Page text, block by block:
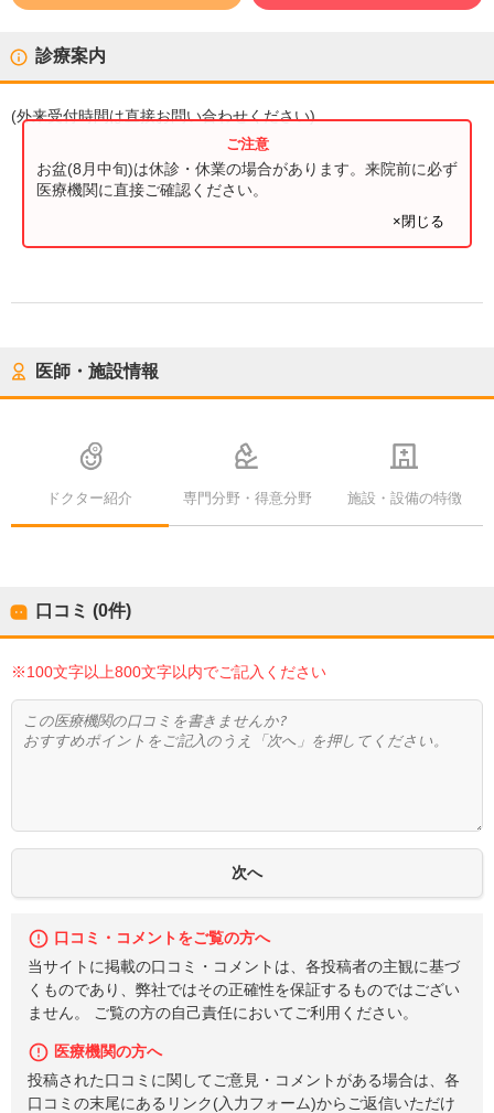
診療案内
(外来受付時間は直接お問い合わせください)
お盆(8月中旬)は休診・休業の場合があります。来院前に必ず
医療機関に直接ご確認ください。
×閉じる
医師・施設情報
ドクター紹介 専門分野・得意分野 施設・設備の特徴
口コミ (0件)
※100文字以上800文字以内でご記入ください
口コミ・コメントをご覧の方へ
当サイトに掲載の口コミ・コメントは、各投稿者の主観に基づ
くものであり、弊社ではその正確性を保証するものではござい
ません。 ご覧の方の自己責任においてご利用ください。
医療機関の方へ
投稿された口コミに関してご意見・コメントがある場合は、各
口コミの末尾にあるリンク(入力フォーム)からご返信いただけ